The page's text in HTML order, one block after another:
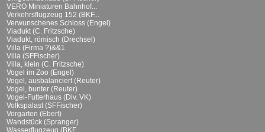
VERO Miniaturen Bahnhof...
Verkehrsflugzeug 152 (BKF...
Verwunschenes Schloss (Engel)
Viadukt (C. Fritzsche)
Viadukt, römisch (Drechsel)
Villa (Firma ?)&&1
Villa (SFFischer)
Villa, klein (C. Fritzsche)
Vogel im Zoo (Engel)
Vogel, ausbalanciert (Reuter)
Vogel, bunter (Reuter)
Vogel-Futterhaus (Div. VK)
Volkspalast (SFFischer)
Vorgarten (Ebert)
Wandstück (Spranger)
Wasserflugzeug (BKF